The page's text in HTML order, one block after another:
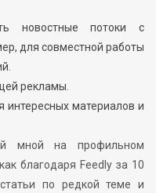
новостные потоки с
для совместной работы
рекламы.
интересных материалов и
мной на профильном
благодаря Feedly за 10
по редкой теме и